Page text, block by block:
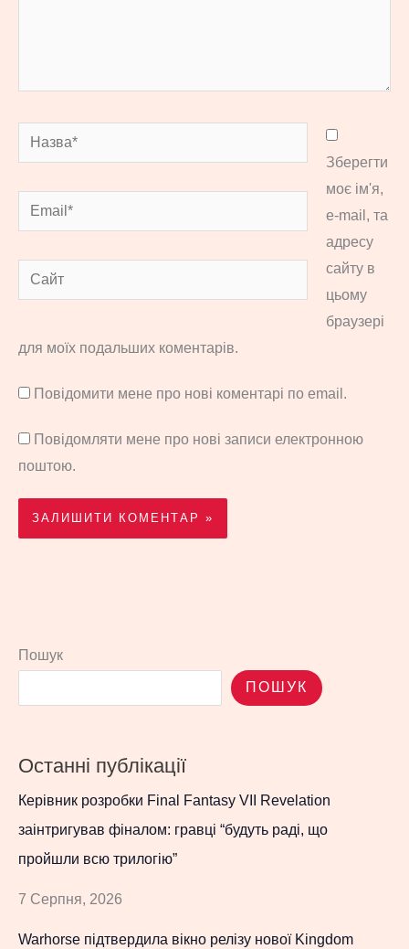
Назва*
Email*
Сайт
Зберегти
моє ім'я,
e-mail, та
адресу
сайту в
цьому
браузері
для моїх подальших коментарів.
Повідомити мене про нові коментарі по email.
Повідомляти мене про нові записи електронною
поштою.
Пошук
ПОШУК
Останні публікації
Керівник розробки Final Fantasy VII Revelation
заінтригував фіналом: гравці “будуть раді, що
пройшли всю трилогію”
7 Серпня, 2026
Warhorse підтвердила вікно релізу нової Kingdom